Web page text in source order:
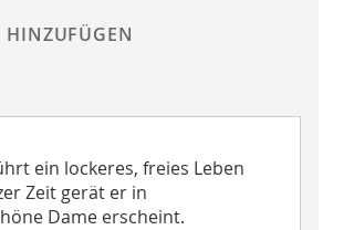
HINZUFÜGEN
ein lockeres, freies Leben
Zeit gerät er in
Dame erscheint.